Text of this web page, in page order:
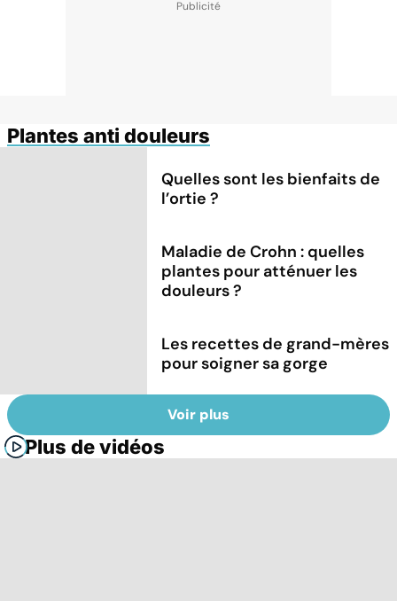
Plantes anti douleurs
Quelles sont les bienfaits de
l’ortie ?
Maladie de Crohn : quelles
plantes pour atténuer les
douleurs ?
Les recettes de grand-mères
pour soigner sa gorge
Voir plus
Plus de vidéos